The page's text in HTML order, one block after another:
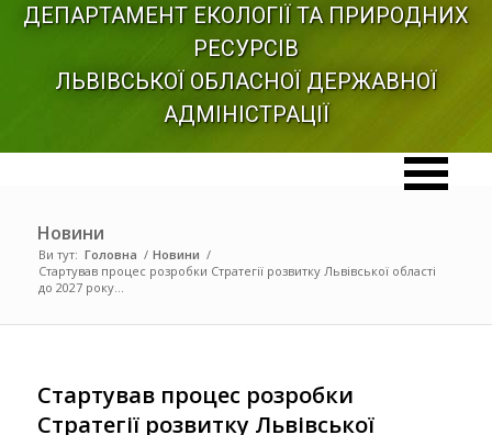
ДЕПАРТАМЕНТ ЕКОЛОГІЇ ТА ПРИРОДНИХ
РЕСУРСІВ
ЛЬВІВСЬКОЇ ОБЛАСНОЇ ДЕРЖАВНОЇ
АДМІНІСТРАЦІЇ
Новини
Ви тут: Головна / Новини /
Стартував процес розробки Стратегії розвитку Львівської області
до 2027 року...
Стартував процес розробки
Стратегії розвитку Львівської